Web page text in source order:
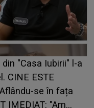
HOROSCOP de
care riscă să
grabă îi aduce
planurile peste cap